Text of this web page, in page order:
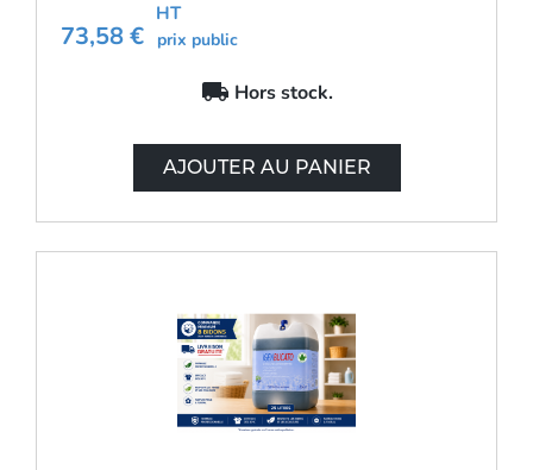
73,58 €
HT
prix public
local_shipping Hors stock.
AJOUTER AU PANIER